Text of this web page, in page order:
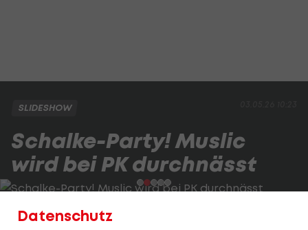
SLIDESHOW
Schalke-Party! Muslic
wird bei PK durchnässt
Datenschutz